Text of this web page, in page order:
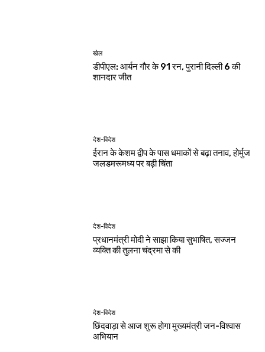
शर्तों के साथ केपी ग्राउंड में राहुल गांधी के कार्यक्रम
को मिली अनुमति
डीपीएल: आर्यन गौर के 91 रन, पुरानी दिल्ली 6 की
शानदार जीत
ईरान के केशम द्वीप के पास धमाकों से बढ़ा तनाव, होर्मुज
जलडमरूमध्य पर बढ़ी चिंता